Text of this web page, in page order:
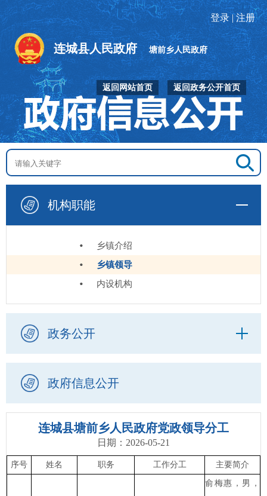
登录|注册
连城县人民政府 塘前乡人民政府
返回政务公开首页
返回网站首页
机构职能
乡镇介绍
乡镇领导
内设机构
政务公开
政府信息公开
连城县塘前乡人民政府党政领导分工
日期：2026-05-21
序号 姓名 职务 工作分工 主要简介
俞梅惠，男，